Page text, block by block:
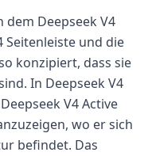
dem Deepseek V4
Seitenleiste und die
konzipiert, dass sie
In Deepseek V4
V4 Active
wo er sich
befindet. Das